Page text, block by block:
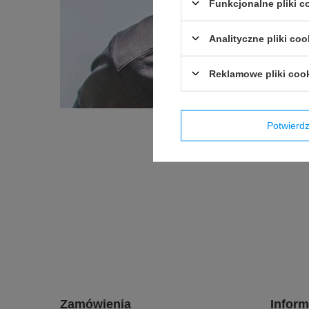
Zamówienia
Funkcjonalne pliki
Analityczne pliki
Reklamowe pliki